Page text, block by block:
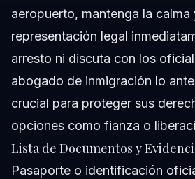
aeropuerto, mantenga la calma
representación legal
arresto ni discuta con los
abogado de inmigración lo
crucial para proteger sus
opciones como fianza o
Lista de Documentos y
Pasaporte o identificación